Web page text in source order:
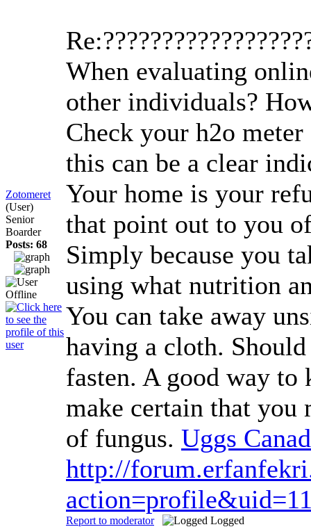
Zotomeret
(User)
Senior
Boarder
Posts: 68
When evaluating
other individuals?
Check your h2o
this can be a clear
Your home is your
that point out to you
Simply because you
using what nutrition
You can take away
having a cloth.
fasten. A good way
make certain that you
of fungus. Uggs
http://
Report to moderator Logged